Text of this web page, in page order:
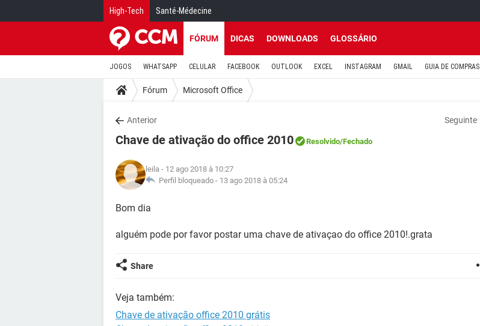
High-Tech Santé-Médecine
FÓRUM DICAS DOWNLOADS GLOSSÁRIO
JOGOS WHATSAPP CELULAR FACEBOOK OUTLOOK EXCEL INSTAGRAM GMAIL GUIA DE COMPRAS
Fórum Microsoft Office
Anterior Seguinte
Chave de ativação do office 2010 Resolvido/Fechado
leila - 12 ago 2018 à 10:27
Perfil bloqueado - 13 ago 2018 à 05:24
Bom dia
alguém pode por favor postar uma chave de ativaçao do office 2010!.grata
Share
Veja também:
Chave de ativação office 2010 grátis